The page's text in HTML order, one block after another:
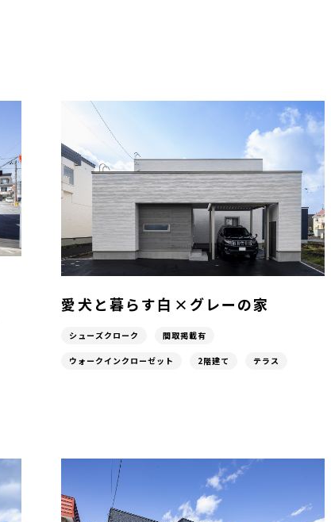
愛犬と暮らす白×グレーの家
シューズクローク 間取掲載有
ウォークインクローゼット 2階建て テラス